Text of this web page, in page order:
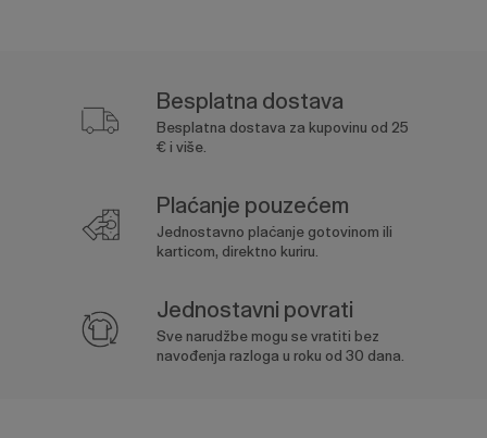
Besplatna dostava
Besplatna dostava za kupovinu od 25
€ i više.
Plaćanje pouzećem
Jednostavno plaćanje gotovinom ili
karticom, direktno kuriru.
Jednostavni povrati
Sve narudžbe mogu se vratiti bez
navođenja razloga u roku od 30 dana.